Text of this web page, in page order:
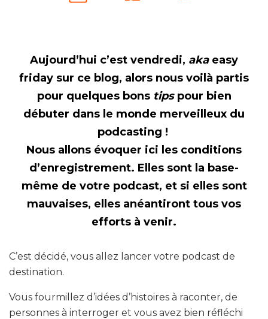
Aujourd’hui c’est vendredi, akaeasy
friday sur ce blog, alors nous voilà partis
pour quelques bons tipspour bien
débuter dans le monde merveilleux du
podcasting !
Nous allons évoquer ici les conditions
d’enregistrement. Elles sont la base-
même de votre podcast, et si elles sont
mauvaises, elles anéantiront tous vos
efforts à venir.
C’est décidé, vous allez lancer votre podcast de
destination.
Vous fourmillez d’idées d’histoires à raconter, de
personnes à interroger et vous avez bien réfléchi